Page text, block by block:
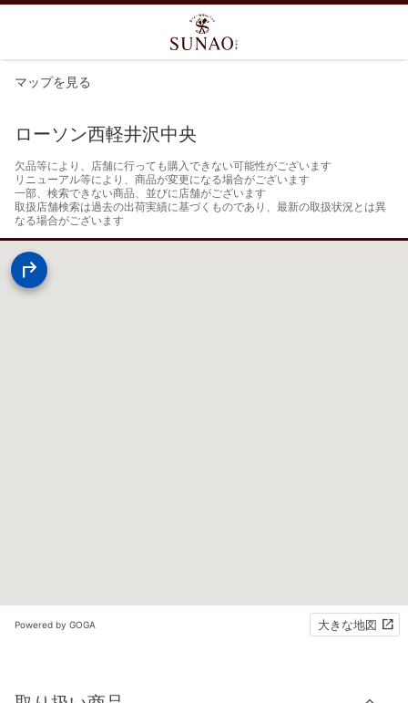
マップを見る
ローソン西軽井沢中央
欠品等により、店舗に行っても購入できない可能性がございます
リニューアル等により、商品が変更になる場合がございます
一部、検索できない商品、並びに店舗がございます
取扱店舗検索は過去の出荷実績に基づくものであり、最新の取扱状況とは異
なる場合がございます
Powered by GOGA 大きな地図